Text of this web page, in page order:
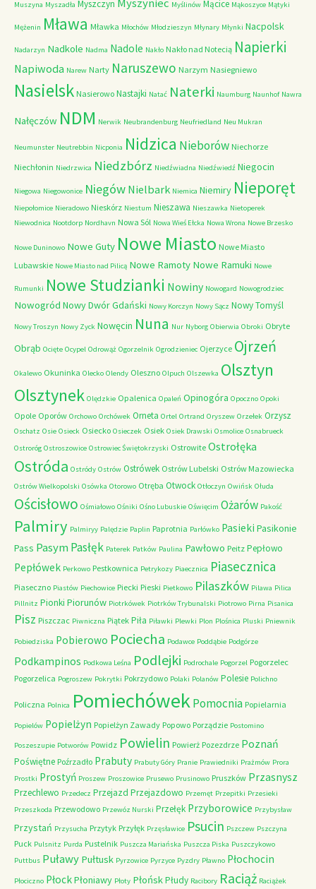
Muszyna Myszadła Myszczyn Myszyniec Myślinów Mącice Mąkoszyce Mątyki
Mężenin Mława Mławka Młochów Młodzieszyn Młynary Młynki Nacpolsk
Nadarzyn Nadkole Nadma Nadole Nakło Nakło nad Notecią Napierki
Napiwoda Narew Narty Naruszewo Narzym Nasiegniewo
Nasielsk Nasierowo Nastajki Natać Naterki Naumburg Naunhof Nawra
Nałęczów NDM Nerwik Neubrandenburg Neufriedland Neu Mukran
Neumunster Neutrebbin Nicponia Nidzica Nieborów Niechorze
Niechłonin Niedrzwica Niedzbórz Niedźwiadna Niedźwiedź Niegocin
Niegowa Niegowonice Niegów Nielbark Niemica Niemiry Nieporęt
Niepołomice Nieradowo Nieskórz Niestum Nieszawa Nieszawka Nietoperek
Niewodnica Nootdorp Nordhavn Nowa Sól Nowa Wieś Ełcka Nowa Wrona Nowe Brzesko
Nowe Duninowo Nowe Guty Nowe Miasto Nowe Miasto
Lubawskie Nowe Miasto nad Pilicą Nowe Ramoty Nowe Ramuki Nowe
Rumunki Nowe Studzianki Nowiny Nowogard Nowogrodziec
Nowogród Nowy Dwór Gdański Nowy Korczyn Nowy Sącz Nowy Tomyśl
Nowy Troszyn Nowy Zyck Nowęcin Nuna Nur Nyborg Obierwia Obroki Obryte
Obrąb Ocięte Ocypel Odrowąż Ogorzelnik Ogrodzieniec Ojerzyce Ojrzeń
Okalewo Okuninka Olecko Olendy Oleszno Olpuch Olszewka Olsztyn
Olsztynek Olędzkie Opalenica Opaleń Opinogóra Opoczno Opoki
Opole Oporów Orchowo Orchówek Orneta Ortel Ortrand Oryszew Orzełek Orzysz
Oschatz Osie Osieck Osiecko Osieczek Osiek Osiek Drawski Osmolice Osnabrueck
Ostroróg Ostroszowice Ostrowiec Świętokrzyski Ostrowite Ostrołęka
Ostróda Ostródy Ostrów Ostrówek Ostrów Lubelski Ostrów Mazowiecka
Ostrów Wielkopolski Osówka Otorowo Otręba Otwock Otłoczyn Owińsk Ołuda
Ościsłowo Ośmiałowo Ośniki Ośno Lubuskie Oświęcim Ożarów Pakość
Palmiry Palmiryy Palędzie Paplin Paprotnia Parłówko Pasieki Pasikonie
Pass PasymPasłęk Paterek Patków Paulina Pawłowo Peitz Pepłowo
Pepłówek Perkowo Pestkownica Petrykozy Piaecznica Piasecznica
Piaseczno Piastów Piechowice Piecki Pieski Pietkowo Pilaszków Pilawa Pilica
Pillnitz Pionki Piorunów Piotrkówek Piotrków Trybunalski Piotrowo Pirna Pisanica
Pisz Piszczac Piwniczna Piątek Piła Piławki Plewki Plon Plośnica Pluski Pniewnik
Pobiedziska Pobierowo Pociecha Podawce Poddąbie Podgórze
Podkampinos Podkowa Leśna Podlejki Podrochale Pogorzel Pogorzelec
Pogorzelica Pogroszew Pokrytki Pokrzydowo Polaki Polanów Polesie Polichno
Policzna Polnica PomiechówekPomocnia Popielarnia
Popielów Popielżyn Popielżyn Zawady Popowo Porządzie Postomino
Poszeszupie Potworów Powidz Powielin Powierż Pozezdrze Poznań
Poświętne Poźrzadło Prabuty Prabuty Góry Pranie Prawiedniki Prażmów Prora
Prostki Prostyń Proszew Proszowice Prusewo Prusinowo Pruszków Przasnysz
Przechlewo Przedecz Przejazd Przejazdowo Przemęt Przepitki Przesieki
Przeszkoda Przewodowo Przewóz Nurski Przełęk Przyborowice Przybysław
Przystań Przysucha Przytyk Przyłęk Przęsławice Psucin Pszczew Pszczyna
Puck Pulsnitz Purda Pustelnik Puszcza Mariańska Puszcza Piska Puszczykowo
Puttbus Puławy Pułtusk Pyrzowice Pyrzyce Pyzdry Pławno Płochocin
Płociczno PłockPłoniawy Płoty PłońskPłudy Racibory Raciąż Raciążek